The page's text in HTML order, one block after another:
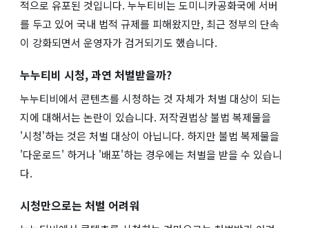
적으로 유포된 것입니다. 누누티비는 도미니카공화국에 서버
를 두고 있어 국내 법적 규제를 피해왔지만, 최근 정부의 단속
이 강화되면서 운영자가 검거되기도 했습니다.
누누티비 시청, 과연 처벌받을까?
누누티비에서 콘텐츠를 시청하는 것 자체가 처벌 대상이 되는
지에 대해서는 논란이 있습니다. 저작권법상 불법 복제물을
'시청'하는 것은 처벌 대상이 아닙니다. 하지만 불법 복제물을
'다운로드' 하거나 '배포'하는 경우에는 처벌을 받을 수 있습니
다.
시청만으로는 처벌 어려워